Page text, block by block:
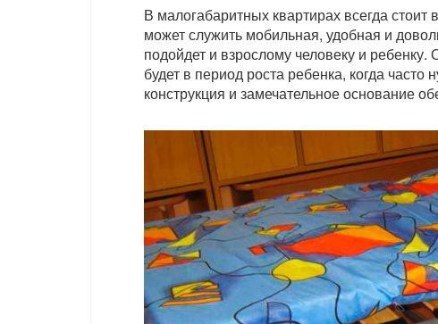
В малогабаритных квартирах всегда
может служить мобильная, удобная и
подойдет и взрослому человеку и ребенку.
будет в период роста ребенка, когда
конструкция и замечательное основание